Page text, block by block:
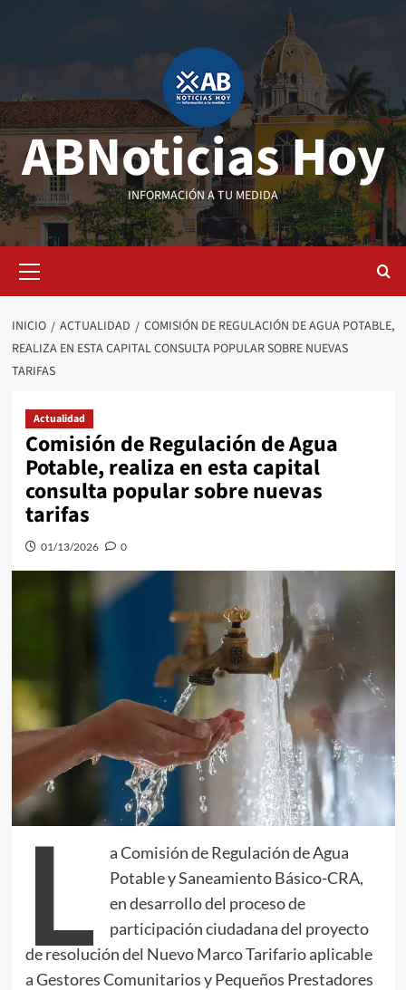
ABNoticias Hoy
INFORMACIÓN A TU MEDIDA
primario
INICIO ACTUALIDAD
COMISIÓN DE REGULACIÓN DE AGUA POTABLE,
REALIZA EN ESTA CAPITAL CONSULTA POPULAR SOBRE NUEVAS
TARIFAS
Actualidad
Comisión de Regulación de Agua
Potable, realiza en esta capital
consulta popular sobre nuevas
tarifas
01/13/2026 0
L
a Comisión de Regulación de Agua
Potable y Saneamiento Básico-CRA,
en desarrollo del proceso de
participación ciudadana del proyecto
de resolución del Nuevo Marco Tarifario aplicable
a Gestores Comunitarios y Pequeños Prestadores